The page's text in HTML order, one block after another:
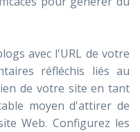
avec l'URL de votre
réfléchis liés au
de votre site en tant
moyen d'attirer de
Web. Configurez les